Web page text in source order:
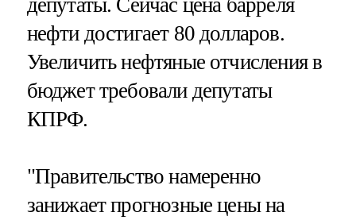
депутаты. Сейчас цена барреля
нефти достигает 80 долларов.
Увеличить нефтяные отчисления в
бюджет требовали депутаты
КПРФ.
"Правительство намеренно
занижает прогнозные цены на